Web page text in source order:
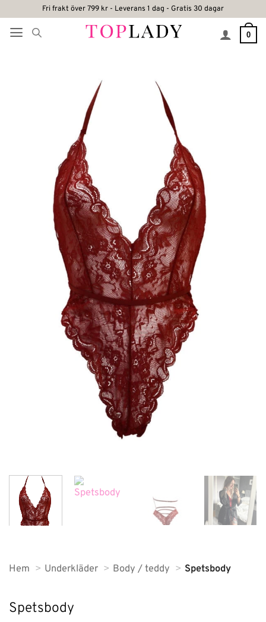
content
Fri frakt över 799 kr - Leverans 1 dag - Gratis 30 dagar
0
Hem Underkläder Body / teddy Spetsbody
Spetsbody